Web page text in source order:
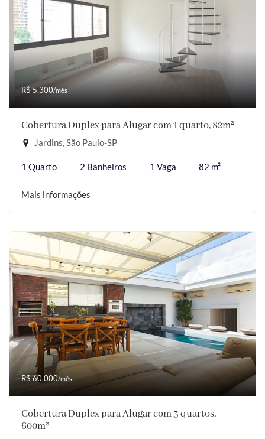
R$ 5.300/mês
Cobertura Duplex para Alugar com 1 quarto, 82m²
Jardins, São Paulo-SP
1 Quarto 2 Banheiros 1 Vaga 82 m²
Mais informações
R$ 60.000/mês
Cobertura Duplex para Alugar com 3 quartos,
600m²